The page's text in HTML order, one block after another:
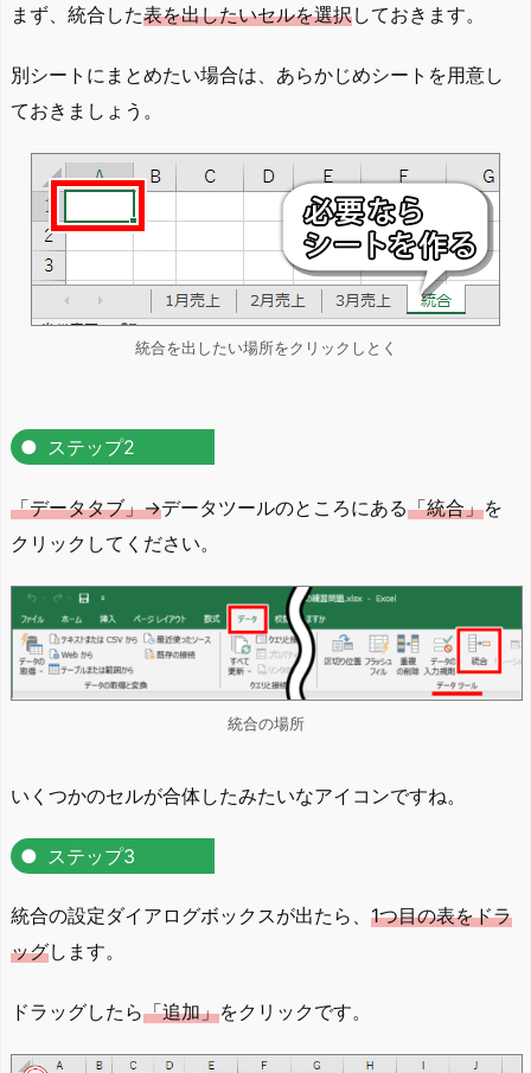
まず、統合した表を出したいセルを選択しておきます。
別シートにまとめたい場合は、あらかじめシートを用意し
ておきましょう。
統合を出したい場所をクリックしとく
ステップ2
「データタブ」→データツールのところにある「統合」を
クリックしてください。
統合の場所
いくつかのセルが合体したみたいなアイコンですね。
ステップ3
統合の設定ダイアログボックスが出たら、 1つ目の表をドラ
ッグします。
ドラッグしたら「追加」をクリックです。